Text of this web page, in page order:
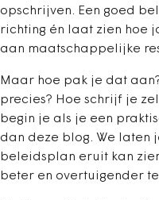
opschrijven. Een goed
richting én laat zien hoe
aan maatschappelijke
Maar hoe pak je dat
precies? Hoe schrijf je
begin je als je een
dan deze blog. We laten
beleidsplan eruit kan
beter en overtuigender